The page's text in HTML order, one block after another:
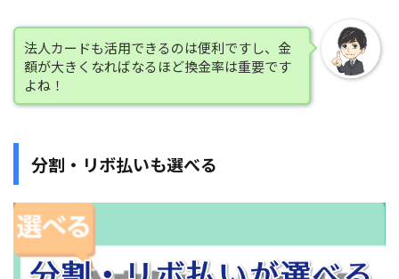
法人カードも活用できるのは便利ですし、金
額が大きくなればなるほど換金率は重要です
よね！
分割・リボ払いも選べる